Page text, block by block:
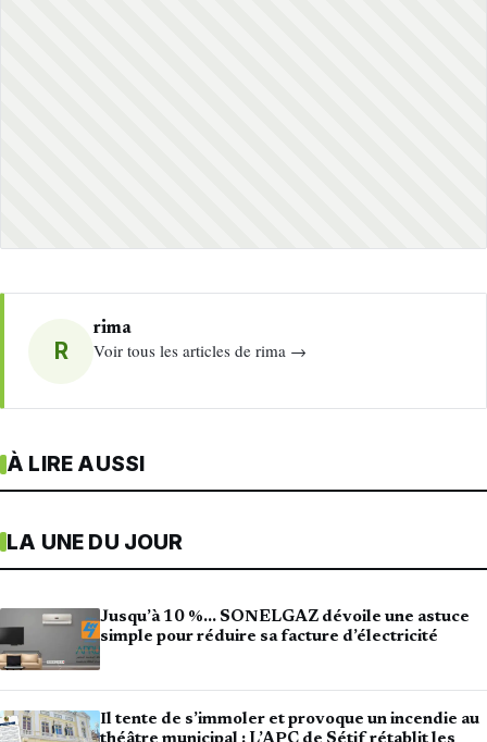
R
rima
Voir tous les articles de rima →
À LIRE AUSSI
LA UNE DU JOUR
Jusqu’à 10 %… SONELGAZ dévoile une astuce
simple pour réduire sa facture d’électricité
Il tente de s’immoler et provoque un incendie au